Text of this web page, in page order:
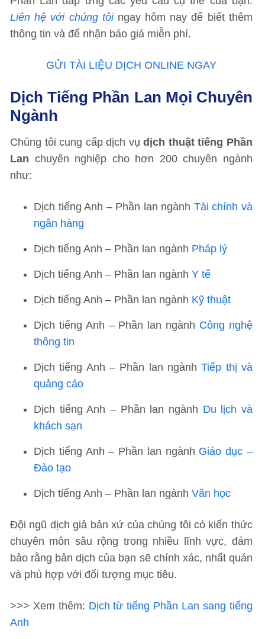
Liên hệ với chúng tôingay hôm nay để biết thêm
thông tin và để nhận báo giá miễn phí.
GỬI TÀI LIỆU DỊCH ONLINE NGAY
Dịch Tiếng Phần Lan Mọi Chuyên
Ngành
Chúng tôi cung cấp dịch vụdịch thuật tiếng Phần
Lan chuyên nghiệp cho hơn 200 chuyên ngành
như:
Dịch tiếng Anh – Phần lan ngành Tài chính và
ngân hàng
Dịch tiếng Anh – Phần lan ngành Pháp lý
Dịch tiếng Anh – Phần lan ngành Y tế
Dịch tiếng Anh – Phần lan ngành Kỹ thuật
Dịch tiếng Anh – Phần lan ngành Công nghệ
thông tin
Dịch tiếng Anh – Phần lan ngànhTiếp thị và
quảng cáo
Dịch tiếng Anh – Phần lan ngành Du lịch và
khách sạn
Dịch tiếng Anh – Phần lan ngành Giáo dục –
Đào tạo
Dịch tiếng Anh – Phần lan ngành Văn học
Đội ngũ dịch giả bản xứ của chúng tôi có kiến thức
chuyên môn sâu rộng trong nhiều lĩnh vực, đảm
bảo rằng bản dịch của bạn sẽ chính xác, nhất quán
và phù hợp với đối tượng mục tiêu.
>>> Xem thêm: Dịch từ tiếng Phần Lan sang tiếng
Anh